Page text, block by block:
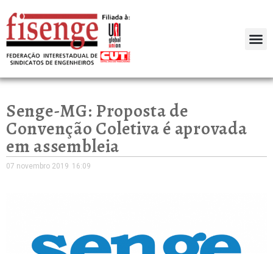
Senge-MG: Proposta de
Convenção Coletiva é aprovada
em assembleia
07 novembro 2019 16:09